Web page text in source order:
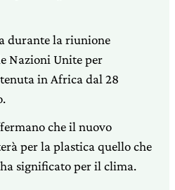
durante la riunione
Nazioni Unite per
in Africa dal 28
che il nuovo
per la plastica quello che
significato per il clima.